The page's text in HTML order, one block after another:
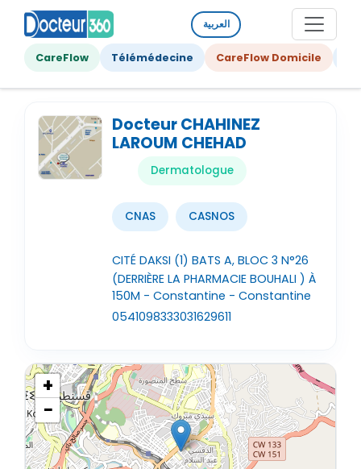
العربية
CareFlow Télémédecine CareFlow Domicile
Docteur CHAHINEZ
LAROUM CHEHAD
Dermatologue
CNAS CASNOS
CITÉ DAKSI (1) BATS A, BLOC 3 N°26
(DERRIÈRE LA PHARMACIE BOUHALI ) À
150M - Constantine - Constantine
0541098333031629611
+
−